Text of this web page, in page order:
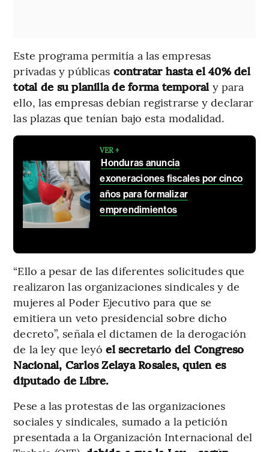
Este programa permitía a las empresas
privadas y públicas contratar hasta el 40% del
total de su planilla de forma temporaly para
ello, las empresas debían registrarse y declarar
las plazas que tenían bajo esta modalidad.
VER +
Honduras anuncia
exoneraciones fiscales por cinco
años para formalizar
emprendimientos
“Ello a pesar de las diferentes solicitudes que
realizaron las organizaciones sindicales y de
mujeres al Poder Ejecutivo para que se
emitiera un veto presidencial sobre dicho
decreto”, señala el dictamen de la derogación
de la ley que leyóel secretario del Congreso
Nacional, Carlos Zelaya Rosales, quien es
diputado de Libre.
Pese a las protestas de las organizaciones
sociales y sindicales, sumado a la petición
presentada a la Organización Internacional del